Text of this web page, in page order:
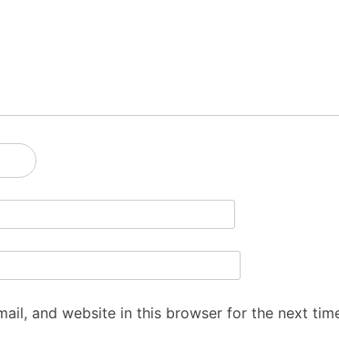
and website in this browser for the next